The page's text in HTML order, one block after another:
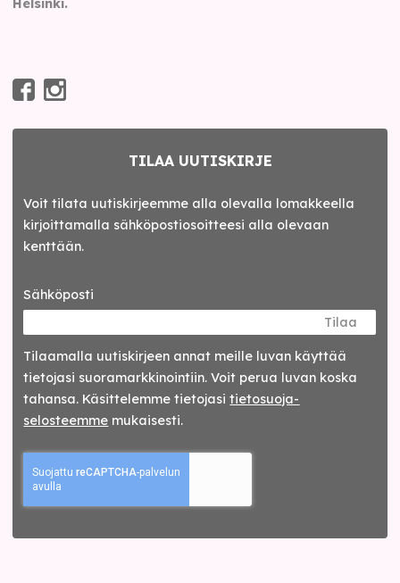
Helsinki.
TILAA UUTISKIRJE
Voit tilata uutiskirjeemme alla olevalla lomakkeella
kirjoittamalla sähköpostiosoitteesi alla olevaan
kenttään.
Sähköposti
Tilaa
Tilaamalla uutis­kirjeen annat meille luvan käyttää
tietojasi suora­markkinointiin. Voit perua luvan koska
tahansa. Käsittelemme tietojasitieto­suoja­
selosteemme mukaisesti.